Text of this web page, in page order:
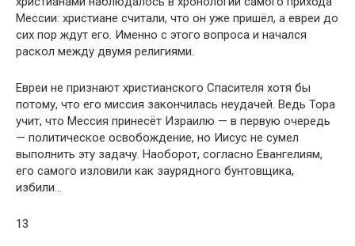
Мессии: христиане считали, что он уже пришёл, а евреи до
сих пор ждут его. Именно с этого вопроса и начался
раскол между двумя религиями.
Евреи не признают христианского Спасителя хотя бы
потому, что его миссия закончилась неудачей. Ведь Тора
учит, что Мессия принесёт Израилю — в первую очередь
— политическое освобождение, но Иисус не сумел
выполнить эту задачу. Наоборот, согласно Евангелиям,
его самого изловили как заурядного бунтовщика,
избили…
13